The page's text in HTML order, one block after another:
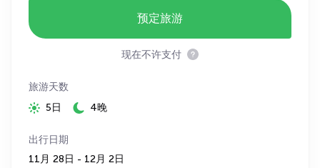
预定旅游
现在不许支付
旅游天数
5日
4晚
出行日期
11月 28日 - 12月 2日